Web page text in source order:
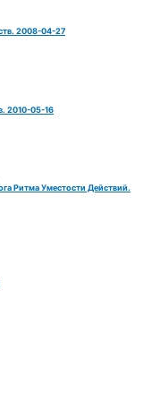
2008-04-27
2010-05-16
Ритма Уместости Действий.